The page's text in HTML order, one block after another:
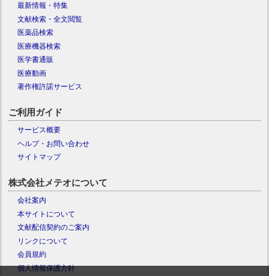
最新情報・特集
文献検索・全文閲覧
医薬品検索
医療機器検索
医学書通販
医療動画
著作権許諾サービス
ご利用ガイド
サービス概要
ヘルプ・お問い合わせ
サイトマップ
株式会社メテオについて
会社案内
本サイトについて
文献配信契約のご案内
リンクについて
会員規約
個人情報保護方針